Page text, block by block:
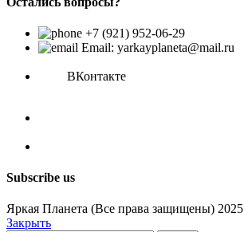
+7 (921) 952-06-29
Email: yarkayplaneta@mail.ru
ВКонтакте
Subscribe us
Яркая Планета (Все права защищены) 2025
Закрыть